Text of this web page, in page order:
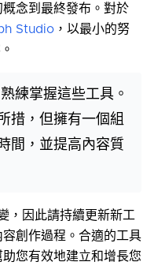
念到最終發布。對於
Studio ，以最小的努
練掌握這些工具。
措，但擁有一個組
間，並提高內容質
，因此請持續更新新工
創作過程。合適的工具
您有效地建立和增長您